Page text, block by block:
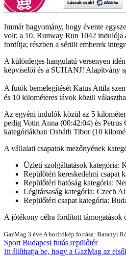
Immár hagyomány, hogy évente
volt; a 10. Runway Run 1042 indulója
fordítja; részben a sérült emberek
A különleges hangulatú versenyen
képviselői és a SUHANJ! Alapítvány
A futók bemelegítését Katus Attila
és 10 kilométeres távok közül
Az egyéni indulók közül az 5
pedig Votin Anna (00:42:04) és Petrus
kategóriákban Osbáth Tibor (10
A vállalati csapatok mezőnyének
Üzleti szolgáltatások kategória:
Repülőtéri kereskedelmi csapat
Repülőtéri hatóság kategória:
Légitársaság kategória: Czech
Repülőtéri csapat kategória:
A jótékony célra fordított támogatások
GazMag 3 éve A borítókép forrása: Baranyi
Sport Budapest futás repülőtér
Itt állíthatja be, hogy a GazMag az